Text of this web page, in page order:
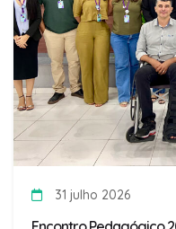
31 julho 2026